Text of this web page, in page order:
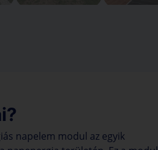
napelem modul az egyik